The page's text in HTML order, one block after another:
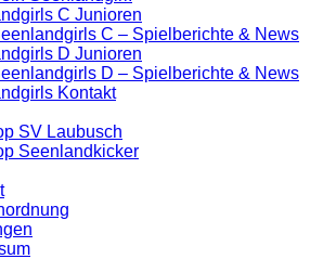
C Junioren
C – Spielberichte & News
D Junioren
D – Spielberichte & News
Kontakt
SV Laubusch
Seenlandkicker